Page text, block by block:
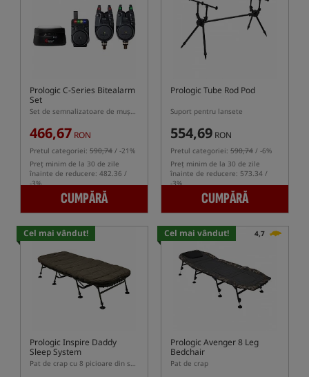
Prologic C-Series Bitealarm
Set
Set de semnalizatoare de mușcături cu centrală și lampă
466,67 RON
Pretul categoriei: 590,74 / -21%
Preț minim de la 30 de zile
înainte de reducere: 482.36 /
-3%
CUMPĂRĂ
Prologic Tube Rod Pod
Suport pentru lansete
554,69 RON
Pretul categoriei: 590,74 / -6%
Preț minim de la 30 de zile
înainte de reducere: 573.34 /
-3%
CUMPĂRĂ
Cel mai vândut!
Prologic Inspire Daddy
Sleep System
Pat de crap cu 8 picioare din seria Inspire
Cel mai vândut! 4,7
Prologic Avenger 8 Leg
Bedchair
Pat de crap